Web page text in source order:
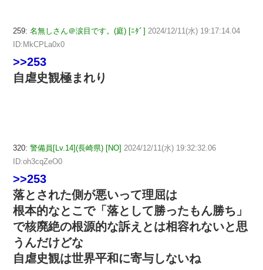
259: 名無しさん＠涙目です。(庭) [ﾆﾀﾞ] 2024/12/11(水) 19:17:14.04
ID:MkCPLa0x0
>>253
自虐史観極まれり
320: 警備員[Lv.14](長崎県) [NO] 2024/12/11(水) 19:32:32.06
ID:oh3cqZeO0
>>253
落とされた側が悪いって理屈は
根本的なとこで「落として勝ったもん勝ち」
で核廃絶の根源的な訴えとは相容れないと思
うんだけどな
自虐史観は世界平和に寄与しないね